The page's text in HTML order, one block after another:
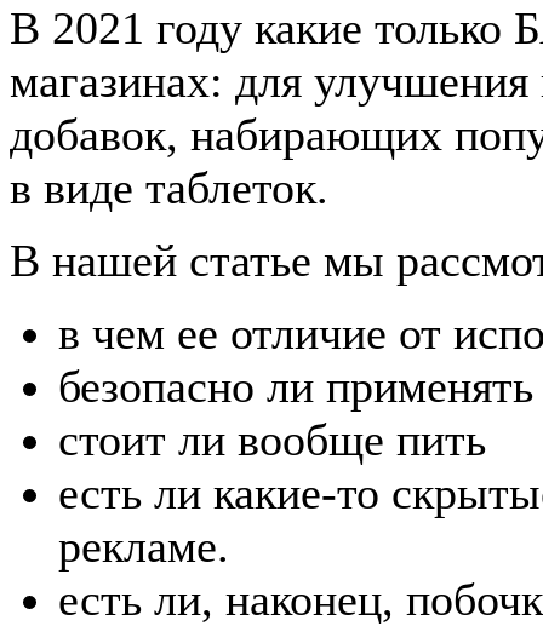
В 2021 году какие только
магазинах: для
добавок, набирающих
в виде таблеток.
В нашей статье мы
в чем ее отличие от
безопасно ли
стоит ли вообще пить
есть ли какие-то
рекламе.
есть ли, наконец,